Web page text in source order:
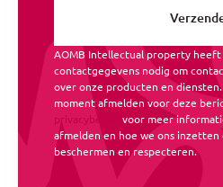
AOMB Intellectual property
contactgegevens nodig om
over onze producten en
moment afmelden voor deze
voor meer
afmelden en hoe we ons inzetten
beschermen en respecteren.